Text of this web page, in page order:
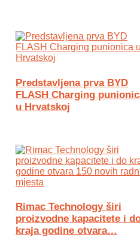
Predstavljena prva BYD
FLASH Charging
u Hrvatskoj
Rimac Technology širi
proizvodne kapacitete i
kraja godine otvara…